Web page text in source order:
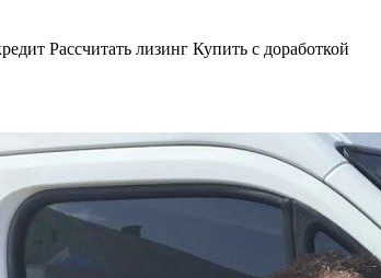
Рассчитать лизинг Купить с доработкой